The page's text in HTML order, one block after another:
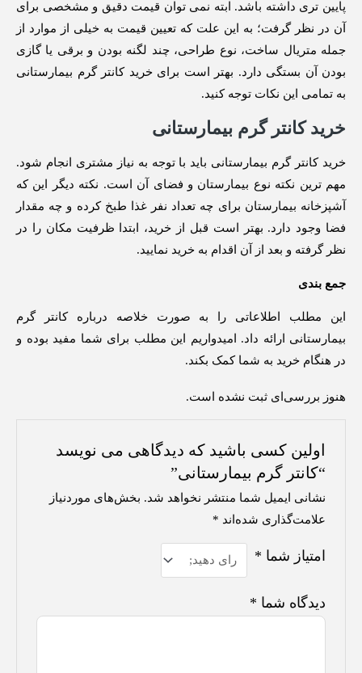
پایین تری داشته باشد. ابته نمی توان قیمت دقیق و مشخصی برای
آن در نظر گرفت؛ به این علت که تعیین قیمت به خیلی از موارد از
جمله متریال ساخت، نوع طراحی، چند لگنه بودن و برقی یا گازی
بودن آن بستگی دارد. بهتر است برای خرید کانتر گرم بیمارستانی
به تمامی این نکات توجه کنید.
خرید کانتر گرم بیمارستانی
خرید کانتر گرم بیمارستانی باید با توجه به نیاز مشتری انجام شود.
مهم ترین نکته نوع بیمارستان و فضای آن است. نکته دیگر این که
آشپزخانه بیمارستان برای چه تعداد نفر غذا طبخ کرده و چه مقدار
فضا وجود دارد. بهتر است قبل از خرید، ابتدا ظرفیت مکان را در
نظر گرفته و بعد از آن اقدام به خرید نمایید.
جمع بندی
این مطلب اطلاعاتی را به صورت خلاصه درباره کانتر گرم
بیمارستانی ارائه داد. امیدواریم این مطلب برای شما مفید بوده و
در هنگام خرید به شما کمک بکند.
هنوز بررسی‌ای ثبت نشده است.
اولین کسی باشید که دیدگاهی می نویسد
“کانتر گرم بیمارستانی”
نشانی ایمیل شما منتشر نخواهد شد. بخش‌های موردنیاز
علامت‌گذاری شده‌اند *
امتیاز شما *
دیدگاه شما *